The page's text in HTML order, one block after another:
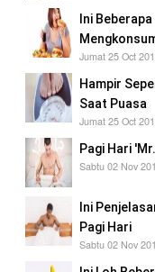
Ini
Jumat 25 Oct
Hampir
Saat Puasa
Jumat 25 Oct
Pagi Hari
Sabtu 02 Nov
Ini
Pagi Hari
Sabtu 02 Nov